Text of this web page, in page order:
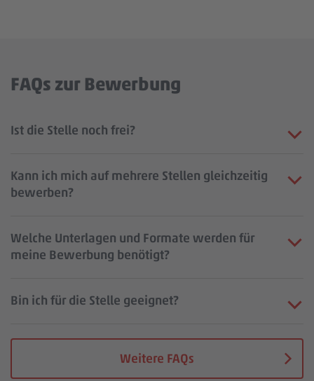
FAQs zur Bewerbung
Ist die Stelle noch frei?
Kann ich mich auf mehrere Stellen gleichzeitig
bewerben?
Welche Unterlagen und Formate werden für
meine Bewerbung benötigt?
Bin ich für die Stelle geeignet?
Weitere FAQs